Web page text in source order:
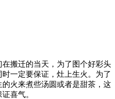
搬迁的当天，为了图个好彩头
一定要保证，灶上生火。为了
火来煮些汤圆或者是甜茶，这
喜气。